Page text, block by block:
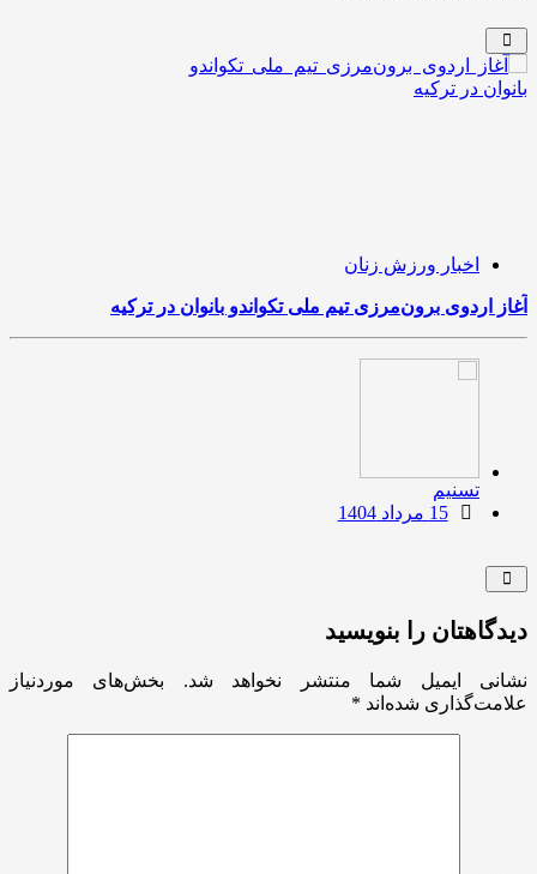
اخبار ورزش زنان
آغاز اردوی برون‌مرزی تیم ملی تکواندو بانوان در ترکیه
تسنیم
15 مرداد 1404
دیدگاهتان را بنویسید
نشانی ایمیل شما منتشر نخواهد شد.
بخش‌های موردنیاز
علامت‌گذاری شده‌اند *